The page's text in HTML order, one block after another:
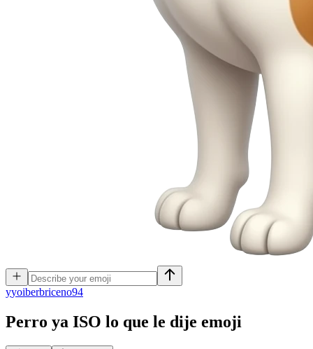
yyoiberbriceno94
Perro ya ISO lo que le dije emoji